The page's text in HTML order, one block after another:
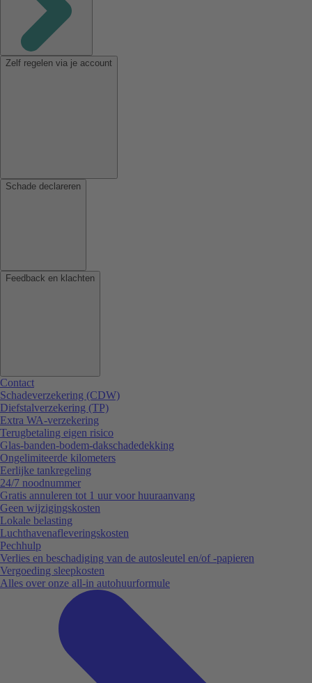
Zelf regelen via je account
Schade declareren
Feedback en klachten
Contact
Schadeverzekering (CDW)
Diefstalverzekering (TP)
Extra WA-verzekering
Terugbetaling eigen risico
Glas-banden-bodem-dakschadedekking
Ongelimiteerde kilometers
Eerlijke tankregeling
24/7 noodnummer
Gratis annuleren tot 1 uur voor huuraanvang
Geen wijzigingskosten
Lokale belasting
Luchthavenafleveringskosten
Pechhulp
Verlies en beschadiging van de autosleutel en/of -papieren
Vergoeding sleepkosten
Alles over onze all-in autohuurformule